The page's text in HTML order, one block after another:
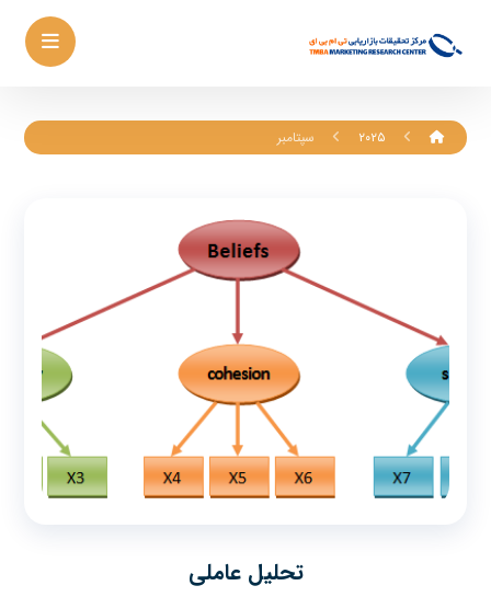
۲۰۲۵ سپتامبر
تحلیل عاملی